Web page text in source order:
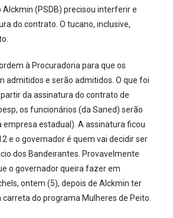
Alckmin (PSDB) precisou interferir e
do contrato. O tucano, inclusive,
à Procuradoria para que os
admitidos e serão admitidos. O que foi
da assinatura do contrato de
os funcionários (da Saned) serão
estadual). A assinatura ficou
e o governador é quem vai decidir ser
dos Bandeirantes. Provavelmente
o governador queira fazer em
ontem (5), depois de Alckmin ter
carreta do programa Mulheres de Peito.